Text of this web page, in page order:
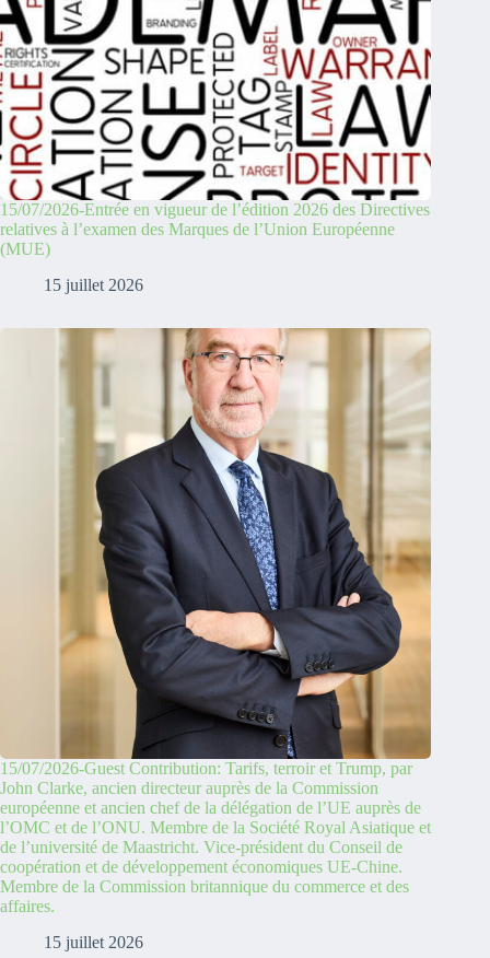
15/07/2026-Entrée en vigueur de l’édition 2026 des Directives
relatives à l’examen des Marques de l’Union Européenne
(MUE)
15 juillet 2026
15/07/2026-Guest Contribution: Tarifs, terroir et Trump, par
John Clarke, ancien directeur auprès de la Commission
européenne et ancien chef de la délégation de l’UE auprès de
l’OMC et de l’ONU. Membre de la Société Royal Asiatique et
de l’université de Maastricht. Vice-président du Conseil de
coopération et de développement économiques UE-Chine.
Membre de la Commission britannique du commerce et des
affaires.
15 juillet 2026